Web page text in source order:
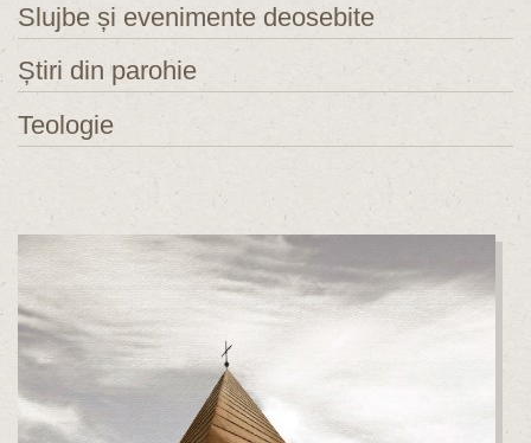
Slujbe și evenimente deosebite
Știri din parohie
Teologie